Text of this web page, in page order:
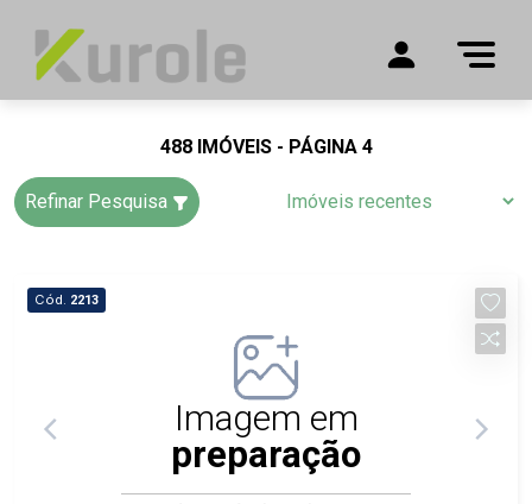
488 IMÓVEIS - PÁGINA 4
Refinar Pesquisa
Cód. 2213
Imagem em
preparação